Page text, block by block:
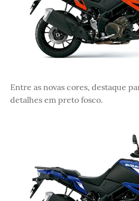
Entre as novas cores, destaque
detalhes em preto fosco.